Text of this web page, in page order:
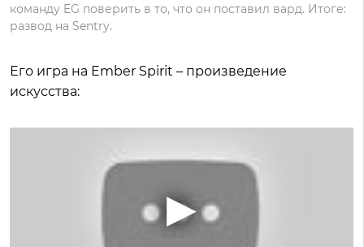
команду EG поверить в то, что он поставил вард. Итоге:
развод на Sentry.
Его игра на Ember Spirit – произведение
искусства: